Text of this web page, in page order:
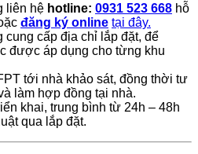
liên hệ hotline: 0931 523 668 hỗ
đăng ký online tại đây.
cung cấp địa chỉ lắp đặt, để
được áp dụng cho từng khu
tới nhà khảo sát, đồng thời tư
làm hợp đồng tại nhà.
khai, trung bình từ 24h – 48h
qua lắp đặt.